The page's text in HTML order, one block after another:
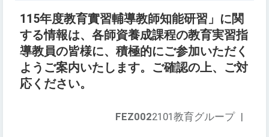
115年度教育實習輔導教師知能研習」に関
する情報は、各師資養成課程の教育実習指
導教員の皆様に、積極的にご参加いただく
ようご案内いたします。ご確認の上、ご対
応ください。
FEZ0022101教育グループ |